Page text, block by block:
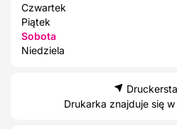
Czwartek
Piątek
Sobota
Niedziela
Drukarka znajduje się